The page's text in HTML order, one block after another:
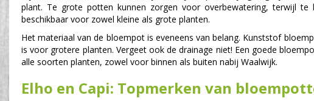
plant. Te grote potten kunnen zorgen voor overbewatering, terwijl
beschikbaar voor zowel kleine als grote planten.
Het materiaal van de bloempot is eveneens van belang. Kunststof
is voor grotere planten. Vergeet ook de drainage niet! Een goede
alle soorten planten, zowel voor binnen als buiten nabij Waalwijk.
Elho en Capi: Topmerken van